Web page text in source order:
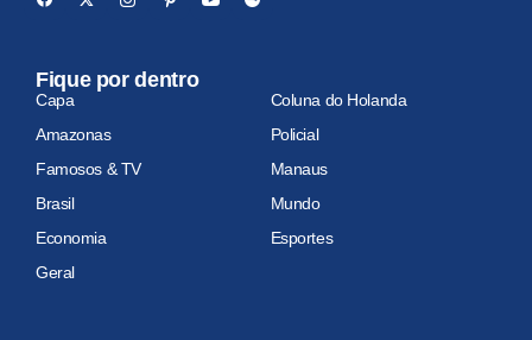
Fique por dentro
Capa
Coluna do Holanda
Amazonas
Policial
Famosos & TV
Manaus
Brasil
Mundo
Economia
Esportes
Geral